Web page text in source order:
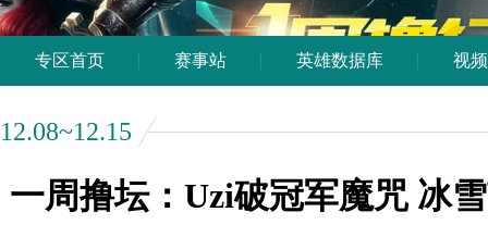
专区首页 赛事站 英雄数据库 视
12.08~12.15
一周撸坛：Uzi破冠军魔咒 冰